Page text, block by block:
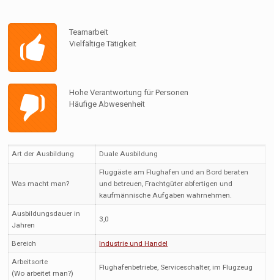
Teamarbeit
Vielfältige Tätigkeit
Hohe Verantwortung für Personen
Häufige Abwesenheit
Art der Ausbildung Duale Ausbildung
Was macht man?
Fluggäste am Flughafen und an Bord beraten
und betreuen, Frachtgüter abfertigen und
kaufmännische Aufgaben wahrnehmen.
Ausbildungsdauer in
Jahren
3,0
Bereich Industrie und Handel
Arbeitsorte
(Wo arbeitet man?)
Flughafenbetriebe, Serviceschalter, im Flugzeug